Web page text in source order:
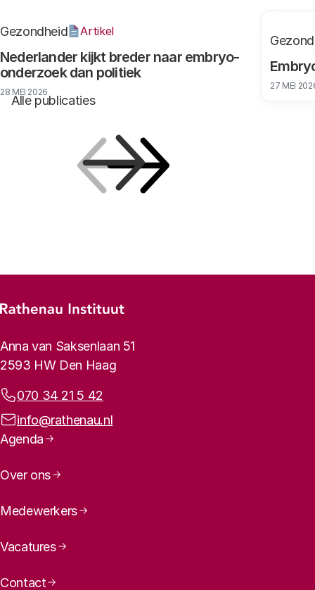
Alle publicaties
Nederlander kijkt breder naar embryo-
onderzoek dan politiek
Gezondheid Artikel
28 MEI 2026
27 MEI
Footer-menu
Rathenau logo, naar de homepage
Contactinformatie
Anna van Saksenlaan 51
2593 HW Den Haag
Telefoonnummer:
070 34 21 5 42
E-mailadres:
info@rathenau.nl
Paginanavigatie
Agenda
Over ons
Medewerkers
Vacatures
Contact